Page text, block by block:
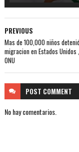
PREVIOUS
Mas de 100,000 niños
migracion en Estados Unidos
ONU
POST COMMENT
No hay comentarios.